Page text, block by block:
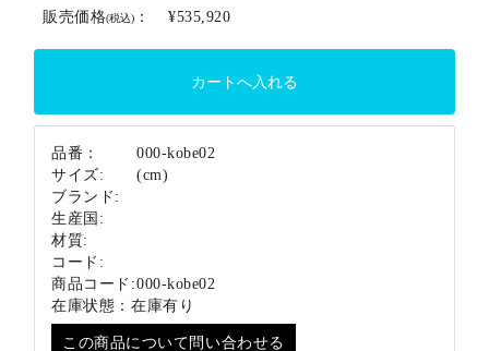
販売価格(税込) ： ¥535,920
品番：
000-kobe02
サイズ:
(cm)
ブランド:
生産国:
材質:
コード:
商品コード:000-kobe02
在庫状態： 在庫有り
この商品について問い合わせる